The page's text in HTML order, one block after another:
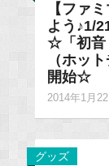
【ファ
よう♪1/
☆「初音
（ホッ
開始☆
2014年1月
グッズ